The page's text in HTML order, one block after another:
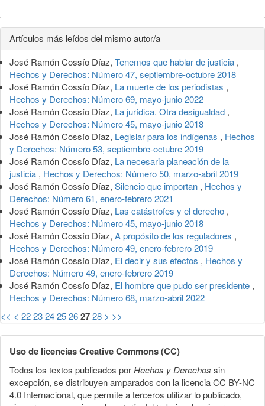
Detalles
del
artículo
Artículos más leídos del mismo autor/a
José Ramón Cossío Díaz, Tenemos que hablar de justicia ,
Hechos y Derechos: Número 47, septiembre-octubre 2018
José Ramón Cossío Díaz, La muerte de los periodistas ,
Hechos y Derechos: Número 69, mayo-junio 2022
José Ramón Cossío Díaz, La jurídica. Otra desigualdad ,
Hechos y Derechos: Número 45, mayo-junio 2018
José Ramón Cossío Díaz, Legislar para los indígenas , Hechos
y Derechos: Número 53, septiembre-octubre 2019
José Ramón Cossío Díaz, La necesaria planeación de la
justicia , Hechos y Derechos: Número 50, marzo-abril 2019
José Ramón Cossío Díaz, Silencio que importan , Hechos y
Derechos: Número 61, enero-febrero 2021
José Ramón Cossío Díaz, Las catástrofes y el derecho ,
Hechos y Derechos: Número 45, mayo-junio 2018
José Ramón Cossío Díaz, A propósito de los reguladores ,
Hechos y Derechos: Número 49, enero-febrero 2019
José Ramón Cossío Díaz, El decir y sus efectos , Hechos y
Derechos: Número 49, enero-febrero 2019
José Ramón Cossío Díaz, El hombre que pudo ser presidente ,
Hechos y Derechos: Número 68, marzo-abril 2022
<< < 22232425262728 > >>
Uso de licencias Creative Commons (CC)
Todos los textos publicados porHechos y Derechos sin
excepción, se distribuyen amparados con la licencia CC BY-NC
4.0 Internacional, que permite a terceros utilizar lo publicado,